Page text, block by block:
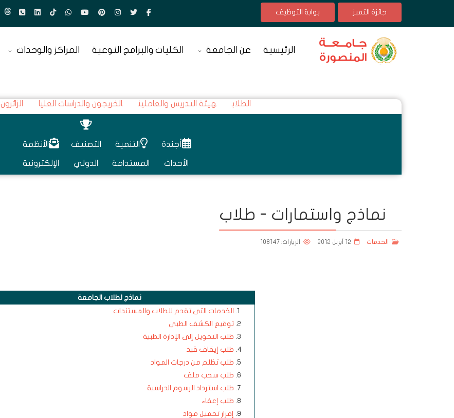
جائزة التميز بوابة التوظيف
الرئيسية عن الجامعة الكليات والبرامج النوعية المراكز والوحدات
الطلاب هيئة التدريس والعاملين الخريجون والدراسات العليا الزائرون
أجندة
الأحداث
التنمية
المستدامة
التصنيف
الدولي
الأنظمة
الإلكترونية
نماذج واستمارات - طلاب
الخدمات 12 أبريل 2012 الزيارات: 108147
نماذج لطلاب الجامعة
الخدمات التى تقدم للطلاب والمستندات
توقيع الكشف الطبي
طلب التحويل إلى الإدارة الطبية
طلب إيقاف قيد
طلب تظلم من درجات المواد
طلب سحب ملف
طلب استرداد الرسوم الدراسية
طلب إعفاء
إقرار تحميل مواد